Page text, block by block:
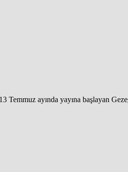
ayında yayına başlayan